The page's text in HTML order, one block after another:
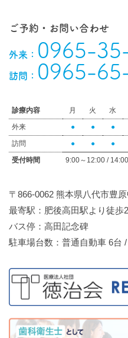
ご予約・お問い合わせ
外来： 0965-
訪問： 0965-
診療内容 月 火 水
外来
● ● ●
訪問
● ● ●
受付時間
9:00～12:00 /
〒866-0062 熊本県八代市豊
最寄駅：肥後高田駅より徒歩
バス停：高田記念碑
駐車場台数：普通自動車 6台